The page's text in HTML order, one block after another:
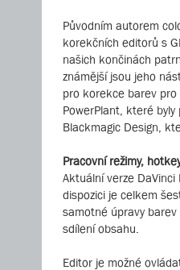
Původním autorem
korekčních editorů s
našich končinách
známější jsou jeho
pro korekce barev pro
PowerPlant, které
Blackmagic Design,
Pracovní režimy,
Aktuální verze
dispozici je celkem
samotné úpravy
sdílení obsahu.
Editor je možné